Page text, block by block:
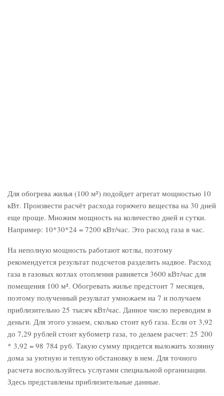
Для обогрева жилья (100 м²) подойдет агрегат мощностью 10
кВт. Произвести расчёт расхода горючего вещества на 30 дней
еще проще. Множим мощность на количество дней и сутки.
Например: 10*30*24 = 7200 кВт/час. Это расход газа в час.
На неполную мощность работают котлы, поэтому
рекомендуется результат подсчетов разделить надвое. Расход
газа в газовых котлах отопления равняется 3600 кВт/час для
помещения 100 м². Обогревать жилье предстоит 7 месяцев,
поэтому полученный результат умножаем на 7 и получаем
приблизительно 25 тысяч кВт/час. Данное число переводим в
деньги. Для этого узнаем, сколько стоит куб газа. Если от 3,92
до 7,29 рублей стоит кубометр газа, то делаем расчет: 25 200
* 3,92 = 98 784 руб. Такую сумму придется выложить хозяину
дома за уютную и теплую обстановку в нем. Для точного
расчета воспользуйтесь услугами специальной организации.
Здесь представлены приблизительные данные.